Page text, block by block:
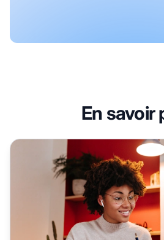
En savoir
Reconnaître les affiliés